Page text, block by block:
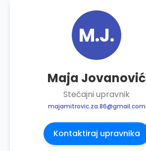
M.J.
Maja Jovanović
Stečajni upravnik
majamitrovic.za.86@gmail.com
Kontaktiraj upravnika